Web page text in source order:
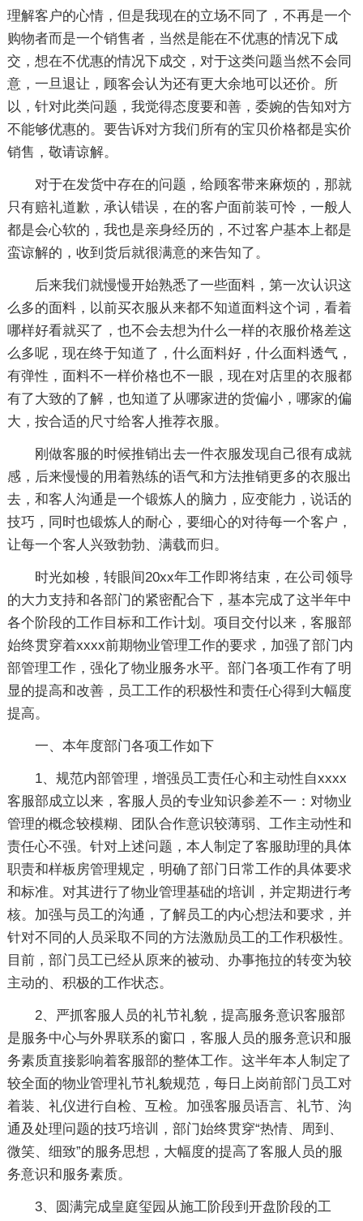
理解客户的心情，但是我现在的立场不同了，不再是一个
购物者而是一个销售者，当然是能在不优惠的情况下成
交，想在不优惠的情况下成交，对于这类问题当然不会同
意，一旦退让，顾客会认为还有更大余地可以还价。所
以，针对此类问题，我觉得态度要和善，委婉的告知对方
不能够优惠的。要告诉对方我们所有的宝贝价格都是实价
销售，敬请谅解。
对于在发货中存在的问题，给顾客带来麻烦的，那就
只有赔礼道歉，承认错误，在的客户面前装可怜，一般人
都是会心软的，我也是亲身经历的，不过客户基本上都是
蛮谅解的，收到货后就很满意的来告知了。
后来我们就慢慢开始熟悉了一些面料，第一次认识这
么多的面料，以前买衣服从来都不知道面料这个词，看着
哪样好看就买了，也不会去想为什么一样的衣服价格差这
么多呢，现在终于知道了，什么面料好，什么面料透气，
有弹性，面料不一样价格也不一眼，现在对店里的衣服都
有了大致的了解，也知道了从哪家进的货偏小，哪家的偏
大，按合适的尺寸给客人推荐衣服。
刚做客服的时候推销出去一件衣服发现自己很有成就
感，后来慢慢的用着熟练的语气和方法推销更多的衣服出
去，和客人沟通是一个锻炼人的脑力，应变能力，说话的
技巧，同时也锻炼人的耐心，要细心的对待每一个客户，
让每一个客人兴致勃勃、满载而归。
时光如梭，转眼间20xx年工作即将结束，在公司领导
的大力支持和各部门的紧密配合下，基本完成了这半年中
各个阶段的工作目标和工作计划。项目交付以来，客服部
始终贯穿着xxxx前期物业管理工作的要求，加强了部门内
部管理工作，强化了物业服务水平。部门各项工作有了明
显的提高和改善，员工工作的积极性和责任心得到大幅度
提高。
一、本年度部门各项工作如下
1、规范内部管理，增强员工责任心和主动性自xxxx
客服部成立以来，客服人员的专业知识参差不一：对物业
管理的概念较模糊、团队合作意识较薄弱、工作主动性和
责任心不强。针对上述问题，本人制定了客服助理的具体
职责和样板房管理规定，明确了部门日常工作的具体要求
和标准。对其进行了物业管理基础的培训，并定期进行考
核。加强与员工的沟通，了解员工的内心想法和要求，并
针对不同的人员采取不同的方法激励员工的工作积极性。
目前，部门员工已经从原来的被动、办事拖拉的转变为较
主动的、积极的工作状态。
2、严抓客服人员的礼节礼貌，提高服务意识客服部
是服务中心与外界联系的窗口，客服人员的服务意识和服
务素质直接影响着客服部的整体工作。这半年本人制定了
较全面的物业管理礼节礼貌规范，每日上岗前部门员工对
着装、礼仪进行自检、互检。加强客服员语言、礼节、沟
通及处理问题的技巧培训，部门始终贯穿“热情、周到、
微笑、细致”的服务思想，大幅度的提高了客服人员的服
务意识和服务素质。
3、圆满完成皇庭玺园从施工阶段到开盘阶段的工